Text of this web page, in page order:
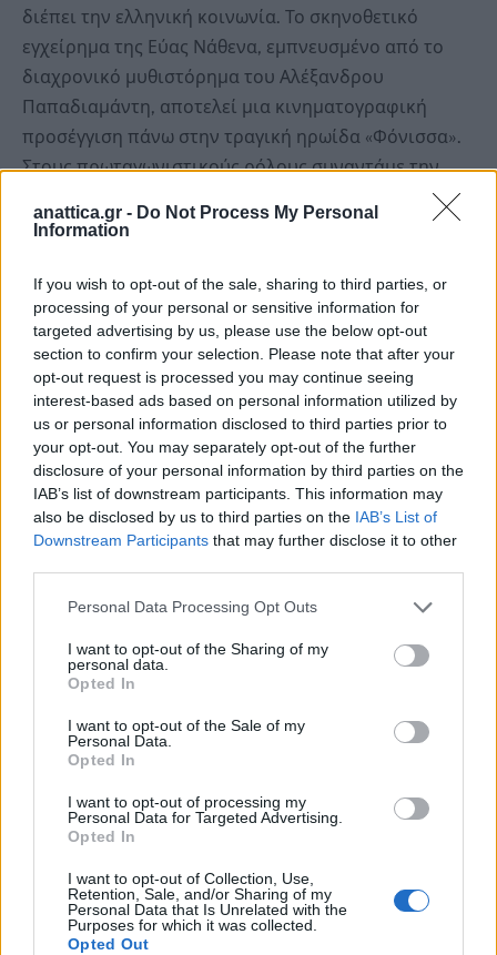
anattica.gr - Do Not Process My Personal
Information
If you wish to opt-out of the sale, sharing to third parties, or
processing of your personal or sensitive information for
targeted advertising by us, please use the below opt-out
section to confirm your selection. Please note that after your
opt-out request is processed you may continue seeing
interest-based ads based on personal information utilized by
us or personal information disclosed to third parties prior to
your opt-out. You may separately opt-out of the further
disclosure of your personal information by third parties on the
IAB’s list of downstream participants. This information may
also be disclosed by us to third parties on the IAB’s List of
Downstream Participants that may further disclose it to other
Personal Data Processing Opt Outs
I want to opt-out of the Sharing of my
personal data.
Opted In
I want to opt-out of the Sale of my
Personal Data.
Opted In
I want to opt-out of processing my
Personal Data for Targeted Advertising.
Opted In
I want to opt-out of Collection, Use,
Retention, Sale, and/or Sharing of my
Personal Data that Is Unrelated with the
Purposes for which it was collected.
Opted Out
διέπει την ελληνική κοινωνία. Το σκηνοθετικό
εγχείρημα της Εύας Νάθενα, εμπνευσμένο από το
διαχρονικό μυθιστόρημα του Αλέξανδρου
Παπαδιαμάντη, αποτελεί μια κινηματογραφική
προσέγγιση πάνω στην τραγική ηρωίδα «Φόνισσα».
Στους πρωταγωνιστικούς ρόλους συναντάμε την
Πρωτόπαππα. Η Έλενα Τοπαλίδου, η Πηνελόπη
Παπανδρέου, ο Χρήστος Στέργιογλου, ο Στάθης
Σταμουλακάτος και ο Δημήτρης Ήμελλος
απαρτίζουν το cast της ταινίας.
Σε ένα δυστοπικό νησί της Ελλάδας, γύρω στο 1900,
η Χαδούλα, χήρα Ιωάννου Φράγκου, είναι μια
γυναίκα που έχει μάθει να επιβιώνει στην
πατριαρχική κοινωνία, υπηρετώντας αυτό που της
διαιωνίζει την υποτίμηση και την κατώτερη μοίρα
της γυναίκας.
Η Χαδούλα επαναστατεί μέσα της και αυτό δεν θα
κορίτσια του νησιού, γίνονται θύματα του
ξεσπάσματός της. Αφαιρώντας τους τη ζωή, η ίδια
νιώθει, ότι τα απαλλάσσει από το κοινωνικό φορτίο,
που η ύπαρξή τους επιφέρει. Οι πράξεις της κάποια
στιγμή αυτονομούνται και τη φέρνουν αντιμέτωπη